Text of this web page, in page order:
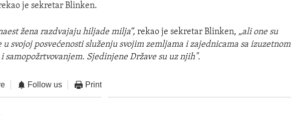
je sekretar Blinken.
žena razdvajaju hiljade milja“, rekao je sekretar Blinken, „ali one su
u svojoj posvećenosti služenju svojim zemljama i zajednicama sa izuzetnom
samopožrtvovanjem. Sjedinjene Države su uz njih".
Follow us Print